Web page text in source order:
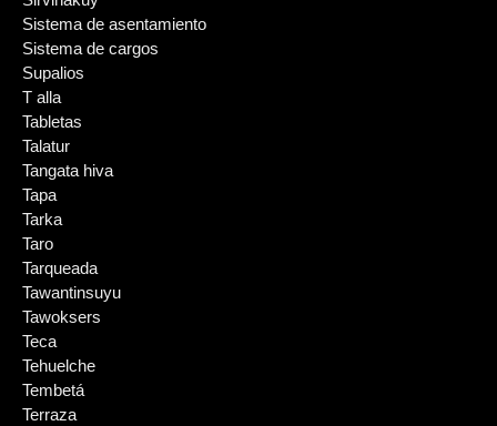
Sistema de asentamiento
Sistema de cargos
Supalios
T alla
Tabletas
Talatur
Tangata hiva
Tapa
Tarka
Taro
Tarqueada
Tawantinsuyu
Tawoksers
Teca
Tehuelche
Tembetá
Terraza